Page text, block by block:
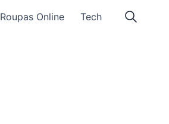
Roupas Online Tech